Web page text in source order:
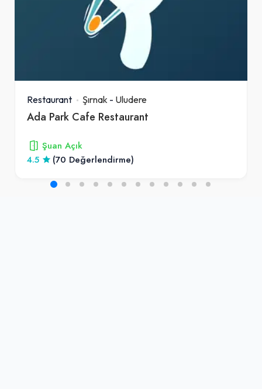
Restaurant Şırnak - Uludere
Ada Park Cafe Restaurant
Şuan Açık
4.5
(70 Değerlendirme)